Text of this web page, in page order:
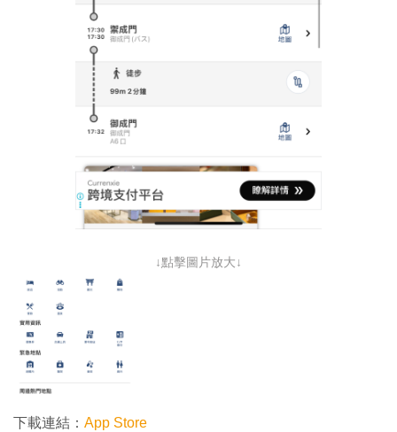
↓點擊圖片放大↓
下載連結： App Store